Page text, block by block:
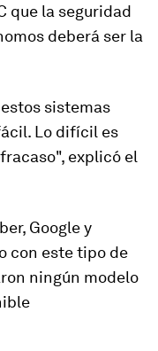
que la seguridad
deberá ser la
sistemas
Lo difícil es
", explicó el
Google y
con este tipo de
ningún modelo